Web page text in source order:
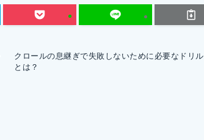
クロールの息継ぎで失敗しないために必要なドリル
とは？